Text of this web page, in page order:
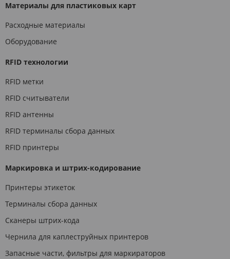
Материалы для пластиковых карт
Расходные материалы
Оборудование
RFID технологии
RFID метки
RFID считыватели
RFID антенны
RFID терминалы сбора данных
RFID принтеры
Маркировка и штрих-кодирование
Принтеры этикеток
Терминалы сбора данных
Сканеры штрих-кода
Чернила для каплеструйных принтеров
Запасные части, фильтры для маркираторов